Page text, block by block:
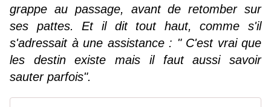
grappe au passage, avant de retomber sur
ses pattes. Et il dit tout haut, comme s'il
s'adressait à une assistance : " C'est vrai que
les destin existe mais il faut aussi savoir
sauter parfois".